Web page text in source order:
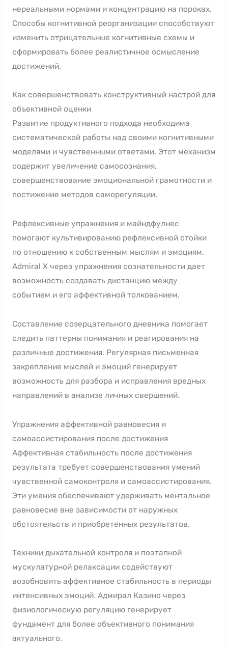
нереальными нормами и концентрацию на пороках.
Способы когнитивной реорганизации способствуют
изменить отрицательные когнитивные схемы и
сформировать более реалистичное осмысление
достижений.
Как совершенствовать конструктивный настрой для
объективной оценки
Развитие продуктивного подхода необходима
систематической работы над своими когнитивными
моделями и чувственными ответами. Этот механизм
содержит увеличение самосознания,
совершенствование эмоциональной грамотности и
постижение методов саморегуляции.
Рефлексивные упражнения и майндфулнес
помогают культивированию рефлексивной стойки
по отношению к собственным мыслям и эмоциям.
Admiral X через упражнения сознательности дает
возможность создавать дистанцию между
событием и его аффективной толкованием.
Составление созерцательного дневника помогает
следить паттерны понимания и реагирования на
различные достижения. Регулярная письменная
закрепление мыслей и эмоций генерирует
возможность для разбора и исправления вредных
направлений в анализе личных свершений.
Упражнения аффективной равновесия и
самоассистирования после достижения
Аффективная стабильность после достижения
результата требует совершенствования умений
чувственной самоконтроля и самоассистирования.
Эти умения обеспечивают удерживать ментальное
равновесие вне зависимости от наружных
обстоятельств и приобретенных результатов.
Техники дыхательной контроля и поэтапной
мускулатурной релаксации содействуют
возобновить аффективное стабильность в периоды
интенсивных эмоций. Адмирал Казино через
физиологическую регуляцию генерирует
фундамент для более объективного понимания
актуального.